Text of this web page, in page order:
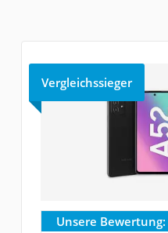
Vergleichssieger
Unsere Bewertung: